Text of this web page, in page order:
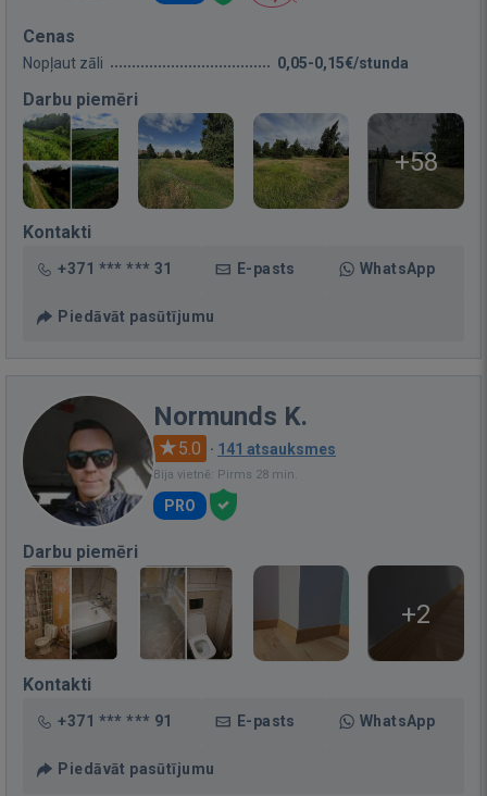
Cenas
Nopļaut zāli 0,05-0,15€/stunda
Darbu piemēri
+58
Kontakti
+371 *** *** 31 E-pasts WhatsApp
Piedāvāt pasūtījumu
Normunds K.
5.0 · 141 atsauksmes
Bija vietnē: Pirms 28 min.
PRO
Darbu piemēri
+2
Kontakti
+371 *** *** 91 E-pasts WhatsApp
Piedāvāt pasūtījumu